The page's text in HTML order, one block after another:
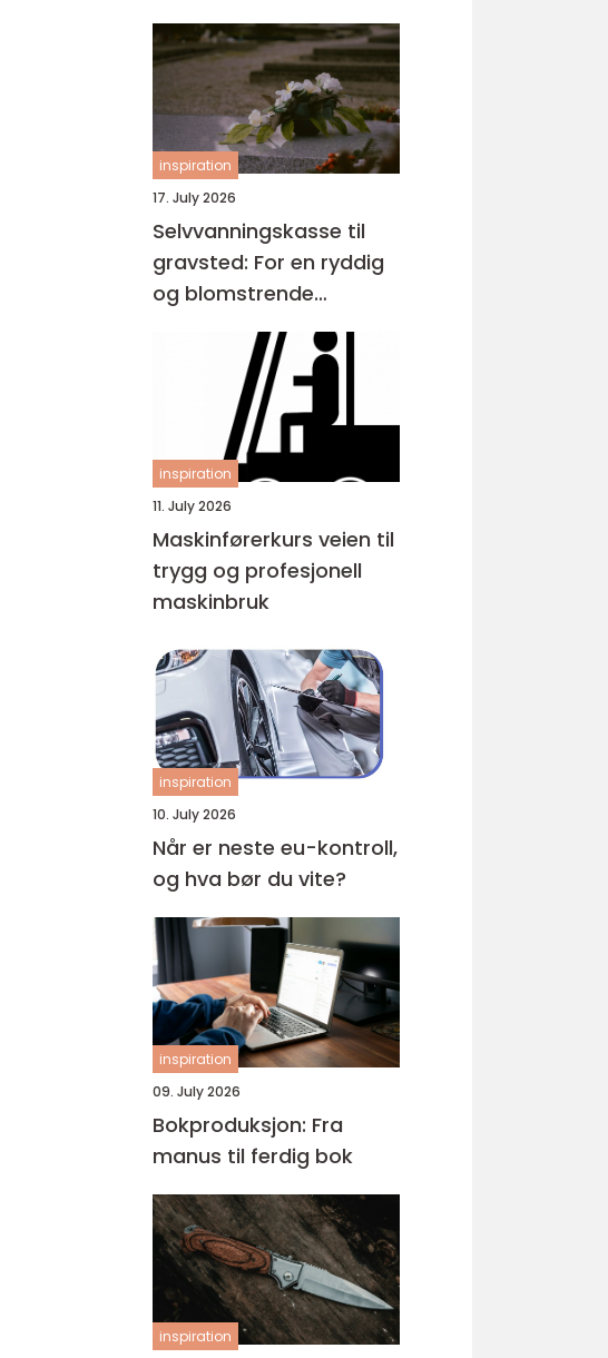
inspiration
17. July 2026
Selvvanningskasse til
gravsted: For en ryddig
og blomstrende
inspiration
11. July 2026
Maskinførerkurs veien til
trygg og profesjonell
maskinbruk
inspiration
10. July 2026
Når er neste eu-kontroll,
og hva bør du vite?
inspiration
09. July 2026
Bokproduksjon: Fra
manus til ferdig bok
inspiration